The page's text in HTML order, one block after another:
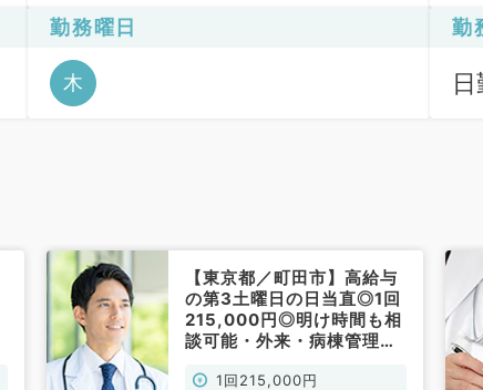
勤務曜日
木
勤
【東京都／町田市】高給与
の第3土曜日の日当直◎1回
215,000円◎明け時間も相
談可能・外来・病棟管理当
1回215,000円